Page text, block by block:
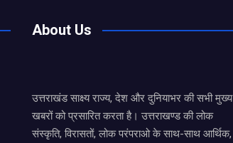
About Us
उत्तराखंड साक्ष्य राज्य, देश और दुनियाभर की सभी मुख्य
खबरों को प्रसारित करता है। उत्तराखण्ड की लोक
संस्कृति, विरासतों, लोक परंपराओ के साथ-साथ आर्थिक,